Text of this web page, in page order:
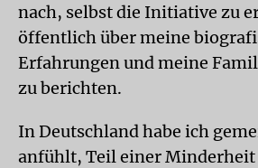
nach, selbst die Initiative zu
öffentlich über meine
Erfahrungen und meine
zu berichten.
In Deutschland habe ich
anfühlt, Teil einer Minderheit